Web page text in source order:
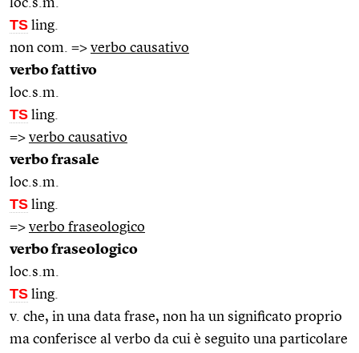
TS ling.
non com. => verbo causativo
verbo fattivo
loc.s.m.
TS ling.
=> verbo causativo
verbo frasale
loc.s.m.
TS ling.
=> verbo fraseologico
verbo fraseologico
loc.s.m.
TS ling.
v. che, in una data frase, non ha un significato proprio
ma conferisce al verbo da cui è seguito una particolare